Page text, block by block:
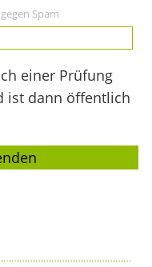
Spam
einer Prüfung
ist dann öffentlich